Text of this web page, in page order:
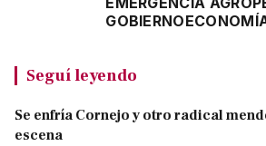
GOBIERNO
Seguí leyendo
Se enfría Cornejo y otro radical
escena